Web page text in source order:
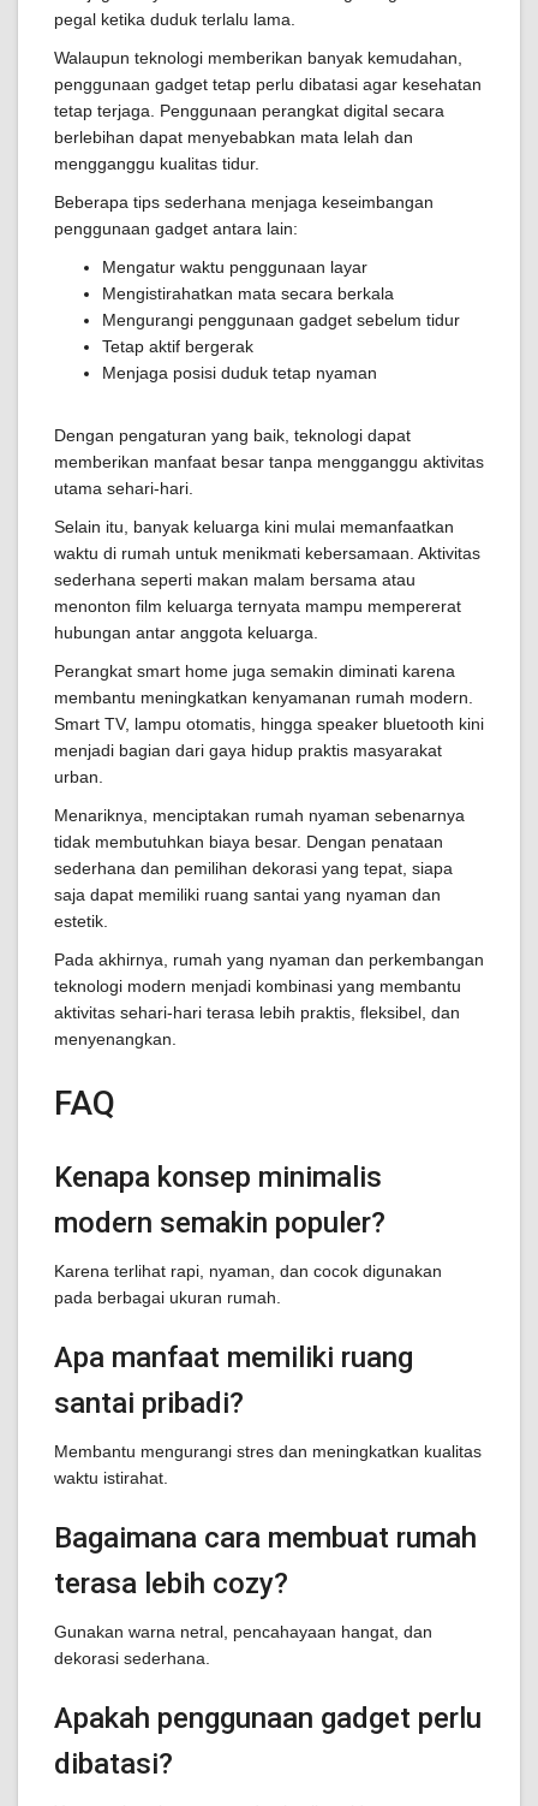
pegal ketika duduk terlalu lama.
Walaupun teknologi memberikan banyak kemudahan,
penggunaan gadget tetap perlu dibatasi agar kesehatan
tetap terjaga. Penggunaan perangkat digital secara
berlebihan dapat menyebabkan mata lelah dan
mengganggu kualitas tidur.
Beberapa tips sederhana menjaga keseimbangan
penggunaan gadget antara lain:
Mengatur waktu penggunaan layar
Mengistirahatkan mata secara berkala
Mengurangi penggunaan gadget sebelum tidur
Tetap aktif bergerak
Menjaga posisi duduk tetap nyaman
Dengan pengaturan yang baik, teknologi dapat
memberikan manfaat besar tanpa mengganggu aktivitas
utama sehari-hari.
Selain itu, banyak keluarga kini mulai memanfaatkan
waktu di rumah untuk menikmati kebersamaan. Aktivitas
sederhana seperti makan malam bersama atau
menonton film keluarga ternyata mampu mempererat
hubungan antar anggota keluarga.
Perangkat smart home juga semakin diminati karena
membantu meningkatkan kenyamanan rumah modern.
Smart TV, lampu otomatis, hingga speaker bluetooth kini
menjadi bagian dari gaya hidup praktis masyarakat
urban.
Menariknya, menciptakan rumah nyaman sebenarnya
tidak membutuhkan biaya besar. Dengan penataan
sederhana dan pemilihan dekorasi yang tepat, siapa
saja dapat memiliki ruang santai yang nyaman dan
estetik.
Pada akhirnya, rumah yang nyaman dan perkembangan
teknologi modern menjadi kombinasi yang membantu
aktivitas sehari-hari terasa lebih praktis, fleksibel, dan
menyenangkan.
FAQ
Kenapa konsep minimalis
modern semakin populer?
Karena terlihat rapi, nyaman, dan cocok digunakan
pada berbagai ukuran rumah.
Apa manfaat memiliki ruang
santai pribadi?
Membantu mengurangi stres dan meningkatkan kualitas
waktu istirahat.
Bagaimana cara membuat rumah
terasa lebih cozy?
Gunakan warna netral, pencahayaan hangat, dan
dekorasi sederhana.
Apakah penggunaan gadget perlu
dibatasi?